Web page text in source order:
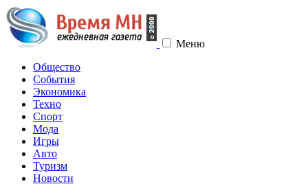
Меню
Общество
События
Экономика
Техно
Спорт
Мода
Игры
Авто
Туризм
Новости